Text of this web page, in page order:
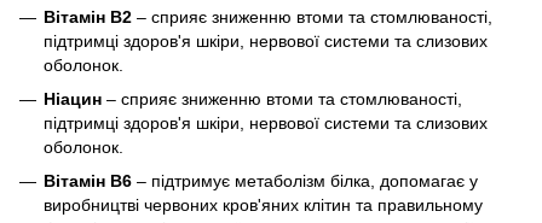
Вітамін В2 – сприяє зниженню втоми та стомлюваності,
підтримці здоров'я шкіри, нервової системи та слизових
оболонок.
Ніацин – сприяє зниженню втоми та стомлюваності,
підтримці здоров'я шкіри, нервової системи та слизових
оболонок.
Вітамін B6 – підтримує метаболізм білка, допомагає у
виробництві червоних кров'яних клітин та правильному